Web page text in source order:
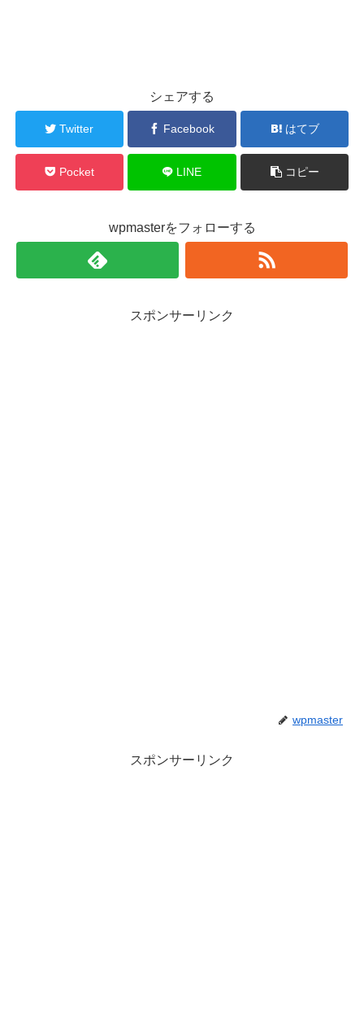
シェアする
Twitter Facebook はてブ
Pocket LINE コピー
wpmasterをフォローする
スポンサーリンク
wpmaster
スポンサーリンク